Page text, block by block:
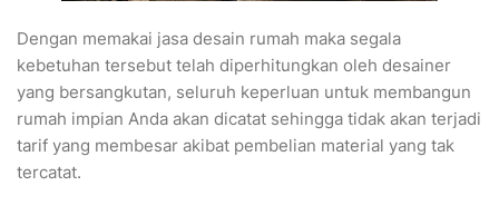
Dengan memakai jasa desain rumah maka segala
kebetuhan tersebut telah diperhitungkan oleh desainer
yang bersangkutan, seluruh keperluan untuk membangun
rumah impian Anda akan dicatat sehingga tidak akan terjadi
tarif yang membesar akibat pembelian material yang tak
tercatat.